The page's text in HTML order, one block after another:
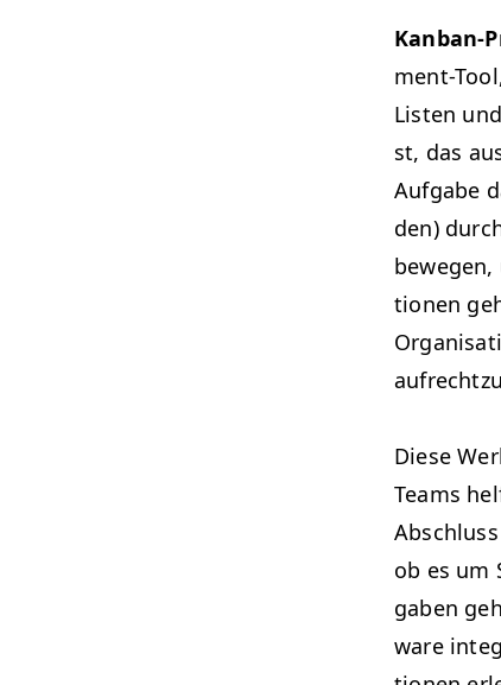
Kan­ban-
ment-
Lis­ten
st, das
Auf­gabe
den)
tio­nen
Diese
Teams
ob es um
gaben
ware